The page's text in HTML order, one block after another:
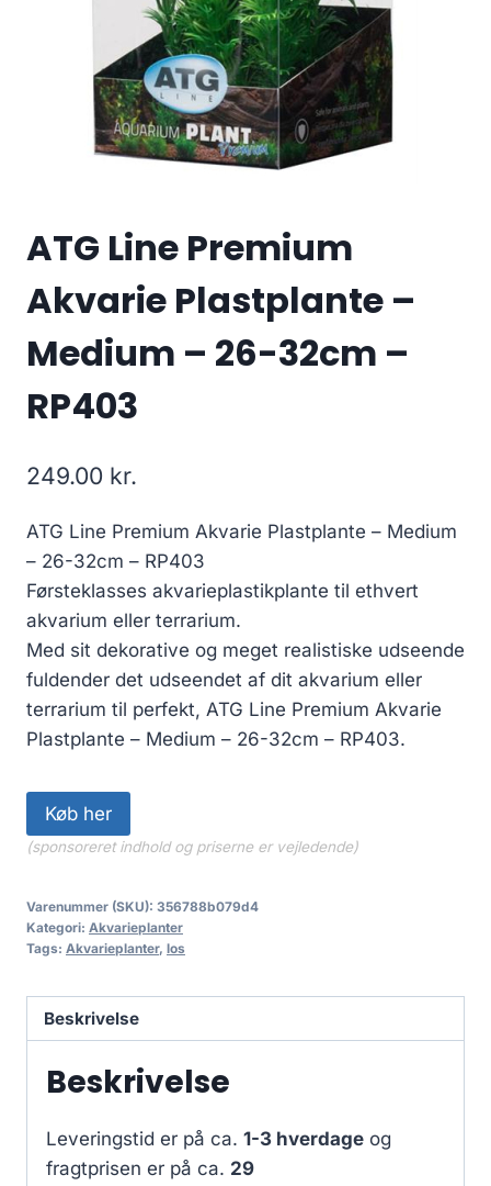
ATG Line Premium
Akvarie Plastplante –
Medium – 26-32cm –
RP403
249.00 kr.
ATG Line Premium Akvarie Plastplante – Medium
– 26-32cm – RP403
Førsteklasses akvarieplastikplante til ethvert
akvarium eller terrarium.
Med sit dekorative og meget realistiske udseende
fuldender det udseendet af dit akvarium eller
terrarium til perfekt, ATG Line Premium Akvarie
Plastplante – Medium – 26-32cm – RP403.
Køb her
(sponsoreret indhold og priserne er vejledende)
Varenummer (SKU): 356788b079d4
Kategori: Akvarieplanter
Tags: Akvarieplanter, los
Beskrivelse
Beskrivelse
Leveringstid er på ca. 1-3 hverdage og
fragtprisen er på ca. 29